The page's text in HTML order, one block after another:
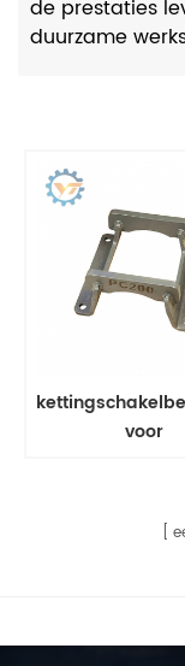
de prestaties
duurzame
voor